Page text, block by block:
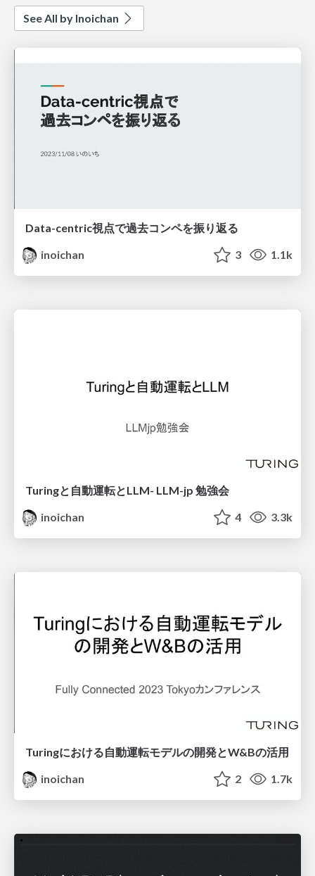
See All by Inoichan
Data-centric視点で過去コンペを振り返る
inoichan
3 1.1k
Turingと自動運転とLLM- LLM-jp 勉強会
inoichan
4 3.3k
Turingにおける自動運転モデルの開発とW&Bの活用
inoichan
2 1.7k